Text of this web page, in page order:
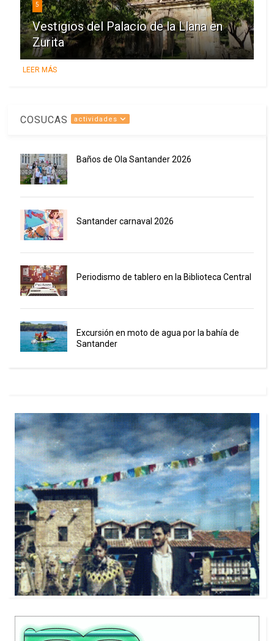
5
Vestigios del Palacio de la Llana en
Zurita
LEER MÁS
COSUCAS actividades
Baños de Ola Santander 2026
Santander carnaval 2026
Periodismo de tablero en la Biblioteca Central
Excursión en moto de agua por la bahía de
Santander